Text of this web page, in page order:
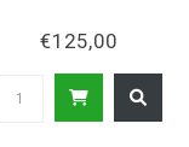
€125,00